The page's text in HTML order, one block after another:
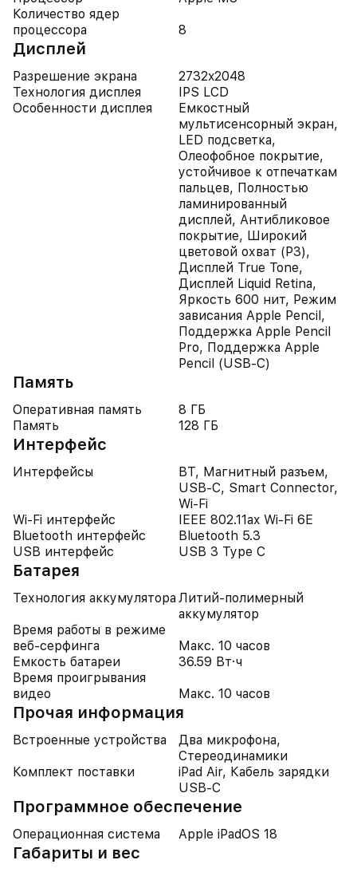
Количество ядер
процессора
8
Дисплей
Разрешение экрана
2732x2048
Технология дисплея
IPS LCD
Особенности дисплея
Емкостный
мультисенсорный экран,
LED подсветка,
Олеофобное покрытие,
устойчивое к отпечаткам
пальцев, Полностью
ламинированный
дисплей, Антибликовое
покрытие, Широкий
цветовой охват (P3),
Дисплей True Tone,
Дисплей Liquid Retina,
Яркость 600 нит, Режим
зависания Apple Pencil,
Поддержка Apple Pencil
Pro, Поддержка Apple
Pencil (USB‑C)
Память
Оперативная память
8 ГБ
Память
128 ГБ
Интерфейс
Интерфейсы
BT, Магнитный разъем,
USB-C, Smart Connector,
Wi-Fi
Wi-Fi интерфейс
IEEE 802.11ax Wi-Fi 6E
Bluetooth интерфейс
Bluetooth 5.3
USB интерфейс
USB 3 Type C
Батарея
Технология аккумулятора Литий-полимерный
аккумулятор
Время работы в режиме
веб-серфинга
Макс. 10 часов
Емкость батареи
36.59 Вт·ч
Время проигрывания
видео
Макс. 10 часов
Прочая информация
Встроенные устройства
Два микрофона,
Стереодинамики
Комплект поставки
iPad Air, Кабель зарядки
USB-C
Программное обеспечение
Операционная система Apple iPadOS 18
Габариты и вес